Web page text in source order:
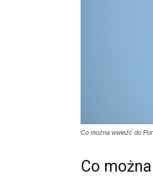
Co można wwieźć do
Co